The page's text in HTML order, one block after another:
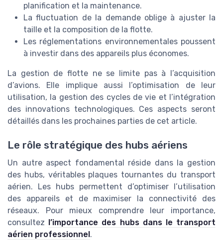
planification et la maintenance.
La fluctuation de la demande oblige à ajuster la
taille et la composition de la flotte.
Les réglementations environnementales poussent
à investir dans des appareils plus économes.
La gestion de flotte ne se limite pas à l’acquisition
d’avions. Elle implique aussi l’optimisation de leur
utilisation, la gestion des cycles de vie et l’intégration
des innovations technologiques. Ces aspects seront
détaillés dans les prochaines parties de cet article.
Le rôle stratégique des hubs aériens
Un autre aspect fondamental réside dans la gestion
des hubs, véritables plaques tournantes du transport
aérien. Les hubs permettent d’optimiser l’utilisation
des appareils et de maximiser la connectivité des
réseaux. Pour mieux comprendre leur importance,
consultez l’importance des hubs dans le transport
aérien professionnel.